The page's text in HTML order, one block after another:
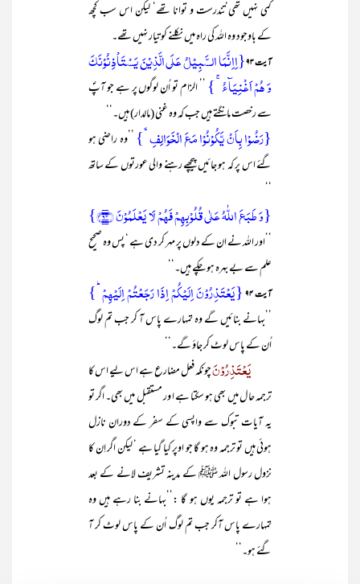
کمی نہیں تھی‘تندرست و توانا تھے‘ لیکن اس سب کچھ
کے باوجود وہ اللہ کی راہ میں نکلنے کو تیار نہیں تھے۔
آیت ۹۳ {اِاِنَّمَا السَّبِیۡلُ عَلَی الَّذِیۡنَ یَسۡتَاۡذِنُوۡنَکَ
وَ ہُمۡ اَغۡنِیَآءُ ۚ } ’’ الزام تو اُن لوگوں پر ہے جو آپؐ
سے رخصت مانگتے ہیں جب کہ وہ غنی (مالدار) ہیں۔‘‘
{رَضُوۡا بِاَنۡ یَّکُوۡنُوۡا مَعَ الۡخَوَالِفِ ۙ} ’’وہ راضی ہو
گئے اس پر کہ ہو جائیں پیچھے رہنے والی عورتوں کے ساتھ
{وَ طَبَعَ اللّٰہُ عَلٰی قُلُوۡبِہِمۡ فَہُمۡ لَا یَعۡلَمُوۡنَ ﴿۹۳﴾}
’’اور اللہ نے ان کے دلوں پر مہر کر دی ہے ‘ پس وہ صحیح
علم سے بے بہرہ ہو چکے ہیں۔‘‘
آیت ۹۴ {یَعۡتَذِرُوۡنَ اِلَیۡکُمۡ اِذَا رَجَعۡتُمۡ اِلَیۡہِمۡ ؕ}
’’بہانے بنائیں گے وہ تمہارے پاس آ کر جب تم لوگ
اُن کے پاس لوٹ کر جاؤ گے۔‘‘
یَعْتَذِرُوْنَچونکہ فعل مضارع ہے اس لیے اس کا
ترجمہ حا ل میں بھی ہو سکتا ہے ا ور مستقبل میں بھی۔ اگر تو
یہ آیات تبوک سے واپسی کے سفر کے دوران نازل
ہوئی ہیں تو ترجمہ وہ ہو گا جو اوپر کیا گیا ہے ‘ لیکن اگر اِن کا
نزول رسول اللہ ﷺ کے مدینہ تشریف لانے کے بعد
ہوا ہے تو ترجمہ یوں ہو گا :’’بہانے بنا رہے ہیں وہ
تمہارے پاس آکر جب تم لوگ اُن کے پاس لوٹ کر آ
گئے ہو۔‘‘